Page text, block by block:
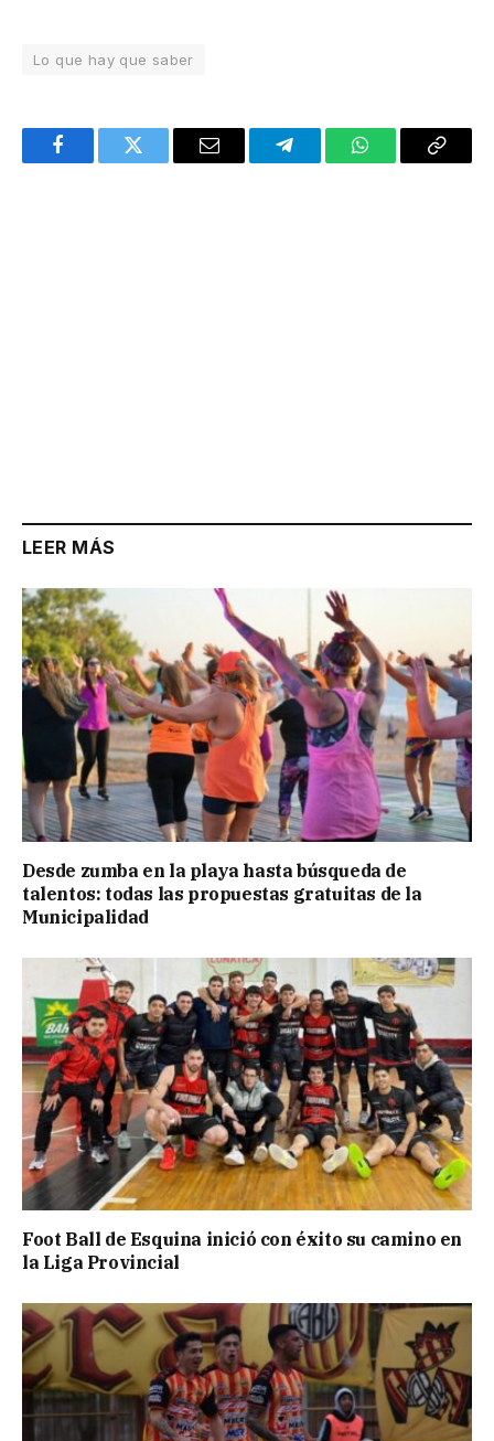
Lo que hay que saber
FacebookTwitter Email TelegramWhatsAppCopy
LEER MÁS
Desde zumba en la playa hasta búsqueda de
talentos: todas las propuestas gratuitas de la
Municipalidad
Foot Ball de Esquina inició con éxito su camino en
la Liga Provincial